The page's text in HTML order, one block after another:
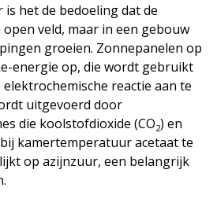
het de bedoeling dat de
veld, maar in een gebouw
groeien. Zonnepanelen op
energie op, die wordt gebruikt
reactie aan te
uitgevoerd door
die koolstofdioxide (CO2) en
kamertemperatuur acetaat te
op azijnzuur, een belangrijk